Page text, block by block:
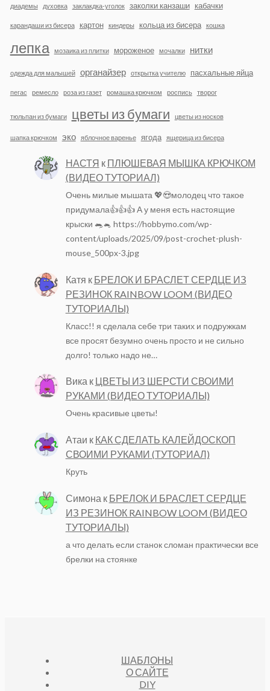
диадемы духовка заклакдка-уголок заколки канзаши кабачки
карандаши из бисера картон киндеры кольца из бисера кошка
лепка мозаика из плитки мороженое мочалки нитки
одежда для малышей органайзер открытка учителю пасхальные яйца
пегас ремесло роза из газет ромашка крючком роспись творог
тюльпан из бумаги цветы из бумаги цветы из носков
шапка крючком эко яблочное варенье ягода ящерица из бисера
НАСТЯ к ПЛЮШЕВАЯ МЫШКА КРЮЧКОМ
(ВИДЕО ТУТОРИАЛ)
Очень милые мышата 💖😍молодец что такое
придумала👍👍👍 А у меня есть настоящие
крыски 🐀🐁 https://hobbymo.com/wp-
content/uploads/2025/09/post-crochet-plush-
mouse_500px-3.jpg
Катя к БРЕЛОК И БРАСЛЕТ СЕРДЦЕ ИЗ
РЕЗИНОК RAINBOW LOOM (ВИДЕО
ТУТОРИАЛЫ)
Класс!! я сделала себе три таких и подружкам
все просят безумно очень просто и не сильно
долго! только надо не…
Вика к ЦВЕТЫ ИЗ ШЕРСТИ СВОИМИ
РУКАМИ (ВИДЕО ТУТОРИАЛЫ)
Очень красивые цветы!
Атаи к КАК СДЕЛАТЬ КАЛЕЙДОСКОП
СВОИМИ РУКАМИ (ТУТОРИАЛ)
Круть
Симона к БРЕЛОК И БРАСЛЕТ СЕРДЦЕ
ИЗ РЕЗИНОК RAINBOW LOOM (ВИДЕО
ТУТОРИАЛЫ)
а что делать если станок сломан практически все
брелки на стоянке
ШАБЛОНЫ
О САЙТЕ
DIY